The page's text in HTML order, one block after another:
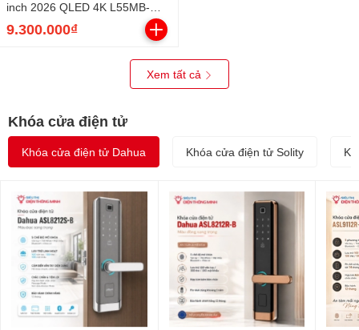
inch 2026 QLED 4K L55MB-
APSEA
9.300.000₫
Xem tất cả
Khóa cửa điện tử
Khóa cửa điện tử Dahua Khóa cửa điện tử Solity